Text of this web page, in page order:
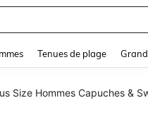
Tenues de plage
Size Hommes Capuches &